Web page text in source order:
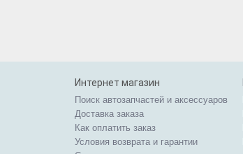
Интернет магазин
Поиск автозапчастей и аксессуаров
Доставка заказа
Как оплатить заказ
Условия возврата и гарантии